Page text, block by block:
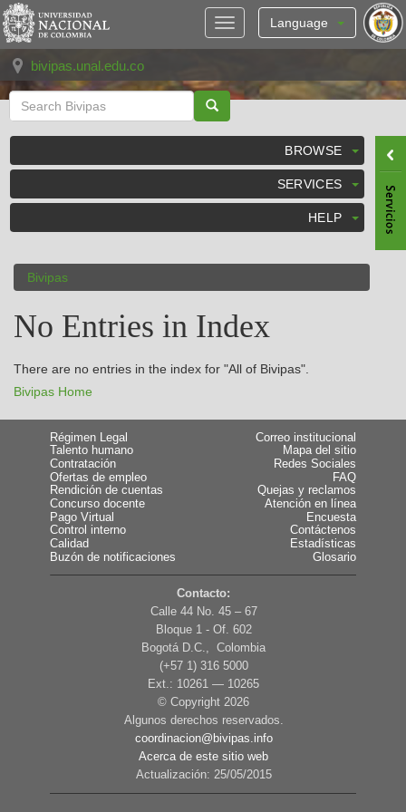
Skip
navigation
Language
bivipas.unal.edu.co
BROWSE
SERVICES
HELP
Bivipas
No Entries in Index
There are no entries in the index for "All of Bivipas".
Bivipas Home
Régimen Legal
Talento humano
Contratación
Ofertas de empleo
Rendición de cuentas
Concurso docente
Pago Virtual
Control interno
Calidad
Buzón de notificaciones
Correo institucional
Mapa del sitio
Redes Sociales
FAQ
Quejas y reclamos
Atención en línea
Encuesta
Contáctenos
Estadísticas
Glosario
Contacto:
Calle 44 No. 45 – 67
Bloque 1 - Of. 602
Bogotá D.C., Colombia
(+57 1) 316 5000
Ext.: 10261 — 10265
© Copyright 2026
Algunos derechos reservados.
coordinacion@bivipas.info
Acerca de este sitio web
Actualización: 25/05/2015